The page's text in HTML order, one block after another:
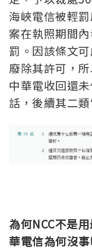
海峽電信被輕
案在執照期間
罰。因該條文
廢除其許可，
中華電收回還
話，後續其二
為何NCC不是
華電信為何沒